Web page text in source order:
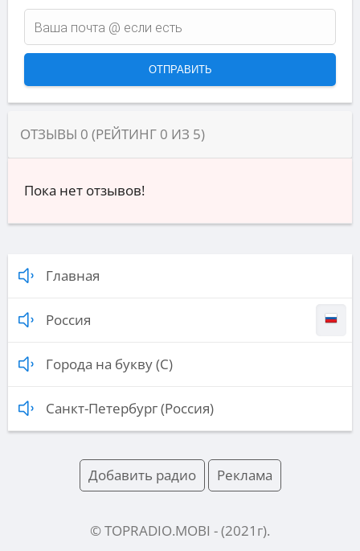
ОТЗЫВЫ 0 (РЕЙТИНГ 0 ИЗ 5)
Пока нет отзывов!
Главная
Россия
Города на букву (С)
Санкт-Петербург (Россия)
Добавить радио Реклама
© TOPRADIO.MOBI - (2021 г).